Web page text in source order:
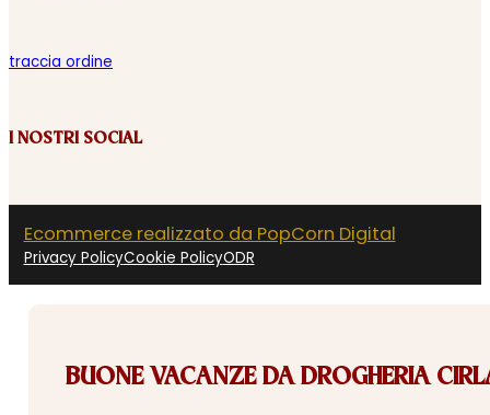
traccia ordine
I NOSTRI SOCIAL
Ecommerce realizzato da PopCorn Digital
Privacy PolicyCookie PolicyODR
BUONE VACANZE DA DROGHERIA